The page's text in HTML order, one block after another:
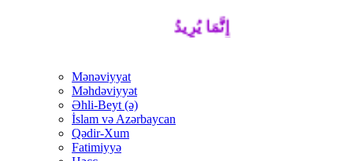
إِنَّمَا يُرِيدُ اللَّهُ لِيُذْهِبَ عَنْكُمُ الرِّجْسَ
Mənəviyyat
Məhdəviyyət
Əhli-Beyt (ə)
İslam və Azərbaycan
Qədir-Xum
Fatimiyyə